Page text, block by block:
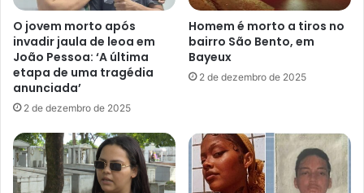
F
é
l
i
x
e
m
e
d
C
a
m
a
G
r
a
O jovem morto após
invadir jaula de leoa em
João Pessoa: ‘A última
etapa de uma tragédia
anunciada’
2 de dezembro de 2025
Homem é morto a tiros no
bairro São Bento, em
Bayeux
2 de dezembro de 2025